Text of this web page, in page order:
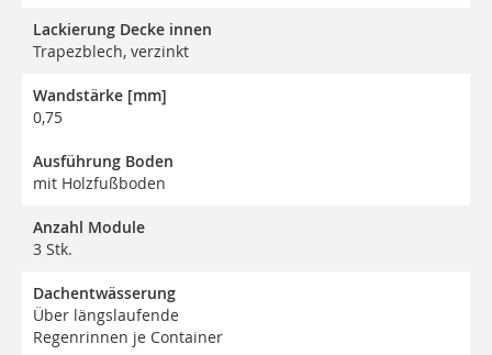
Lackierung Decke innen
Trapezblech, verzinkt
Wandstärke [mm]
0,75
Ausführung Boden
mit Holzfußboden
Anzahl Module
3 Stk.
Dachentwässerung
Über längslaufende
Regenrinnen je Container